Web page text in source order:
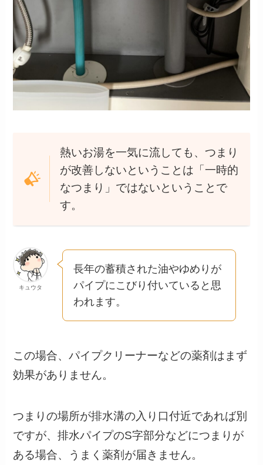
熱いお湯を一気に流しても、つまり
が改善しないということは「一時的
なつまり」ではないということで
す。
キュウタ
長年の蓄積された油やゆめりが
パイプにこびり付いていると思
われます。
この場合、パイプクリーナーなどの薬剤はまず
効果がありません。
つまりの場所が排水溝の入り口付近であれば別
ですが、排水パイプのS字部分などにつまりが
ある場合、うまく薬剤が届きません。